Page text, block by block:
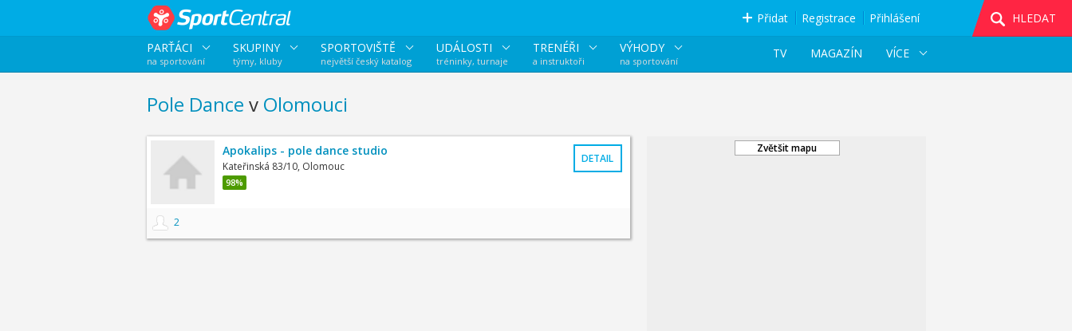
Přidat Registrace Přihlášení
HLEDAT
PARŤÁCI
na sportování
SKUPINY
týmy, kluby
SPORTOVIŠTĚ
největší český katalog
UDÁLOSTI
tréninky, turnaje
TRENÉŘI
a instruktoři
VÝHODY
na sportování
VÍCE
MAGAZÍN
TV
Pole Dance v Olomouci
Apokalips - pole dance studio
Kateřinská 83/10, Olomouc
98%
DETAIL
2
Zvětšit mapu